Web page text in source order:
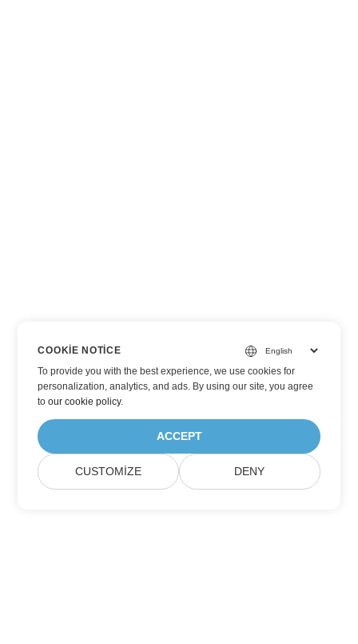
COOKIE NOTICE
To provide you with the best experience, we use cookies for
personalization, analytics, and ads. By using our site, you agree
toour cookie policy.
ACCEPT
CUSTOMIZE DENY